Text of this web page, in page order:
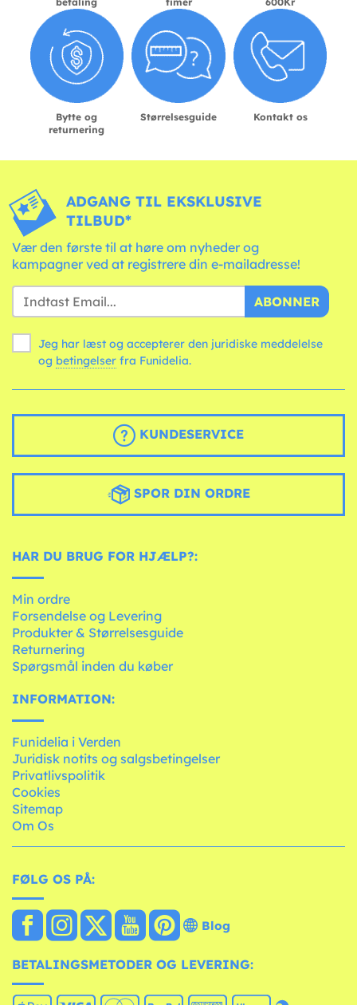
Bytte og
returnering
Størrelsesguide Kontakt os
ADGANG TIL EKSKLUSIVE
TILBUD*
Vær den første til at høre om nyheder og
kampagner ved at registrere din e-mailadresse!
ABONNER
Jeg har læst og accepterer den juridiske meddelelse
og betingelser fra Funidelia.
KUNDESERVICE
SPOR DIN ORDRE
HAR DU BRUG FOR HJÆLP?:
Min ordre
Forsendelse og Levering
Produkter & Størrelsesguide
Returnering
Spørgsmål inden du køber
INFORMATION:
Funidelia i Verden
Juridisk notits og salgsbetingelser
Privatlivspolitik
Cookies
Sitemap
Om Os
FØLG OS PÅ:
Blog
BETALINGSMETODER OG LEVERING: